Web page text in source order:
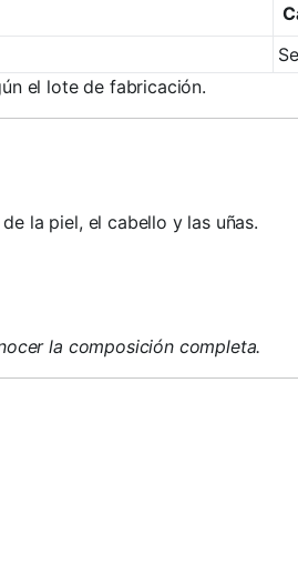
el lote de fabricación.
la piel, el cabello y las uñas.
la composición completa.